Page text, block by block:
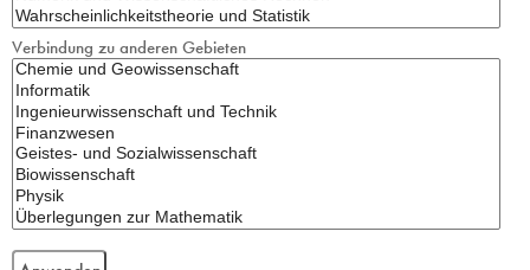
Verbindung zu anderen Gebieten